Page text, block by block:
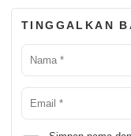
TINGGALKAN